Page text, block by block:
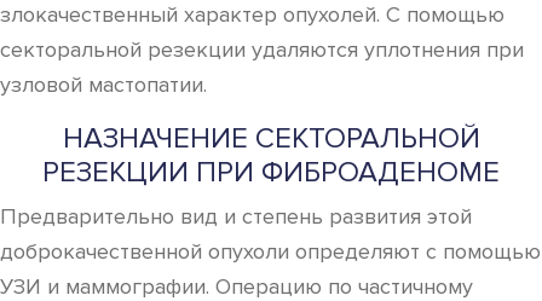
злокачественный характер опухолей. С помощью
секторальной резекции удаляются уплотнения при
узловой мастопатии.
НАЗНАЧЕНИЕ СЕКТОРАЛЬНОЙ
РЕЗЕКЦИИ ПРИ ФИБРОАДЕНОМЕ
Предварительно вид и степень развития этой
доброкачественной опухоли определяют с помощью
УЗИ и маммографии. Операцию по частичному